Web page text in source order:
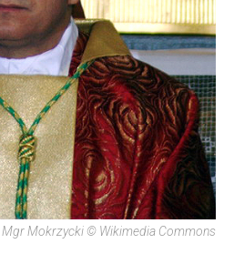
Mgr Mokrzycki © Wikimedia Commons